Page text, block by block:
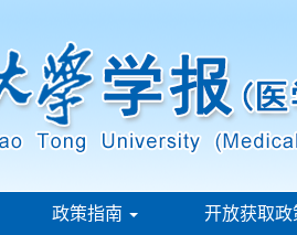
政策指南 开放获取政